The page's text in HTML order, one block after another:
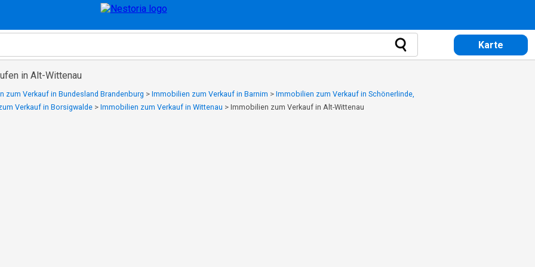
Karte
in Alt-Wittenau
zum Verkauf in Bundesland Brandenburg > Immobilien zum Verkauf in Barnim > Immobilien zum Verkauf in Schönerlinde,
Verkauf in Borsigwalde > Immobilien zum Verkauf in Wittenau > Immobilien zum Verkauf in Alt-Wittenau